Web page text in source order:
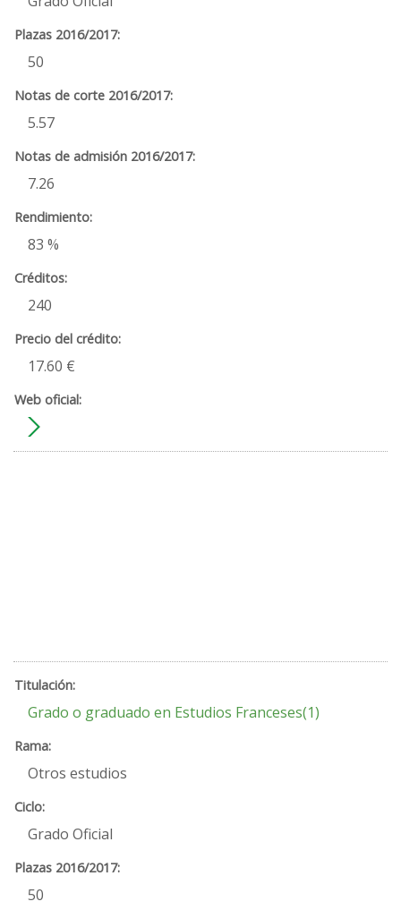
50
5.57
7.26
83 %
240
17.60 €
Grado o graduado en Estudios Franceses(1)
Otros estudios
Grado Oficial
50